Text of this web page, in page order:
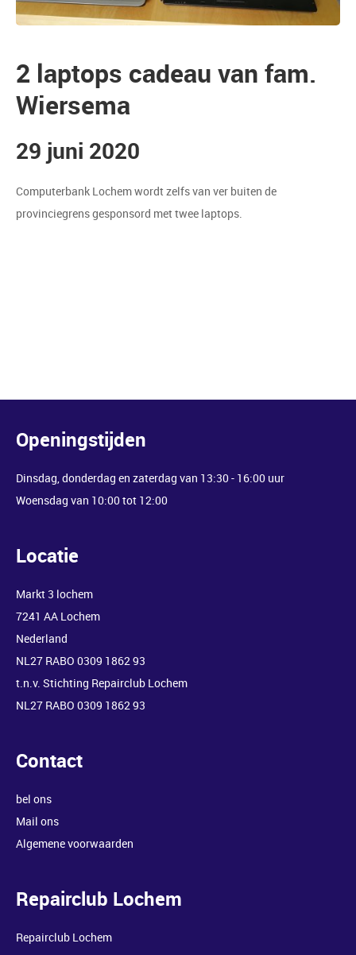
2 laptops cadeau van fam.
Wiersema
29 juni 2020
Computerbank Lochem wordt zelfs van ver buiten de
provinciegrens gesponsord met twee laptops.
Openingstijden
Dinsdag, donderdag en zaterdag van 13:30 - 16:00 uur
Woensdag van 10:00 tot 12:00
Locatie
Markt 3 lochem
7241 AA Lochem
Nederland
NL27 RABO 0309 1862 93
t.n.v. Stichting Repairclub Lochem
NL27 RABO 0309 1862 93
Contact
bel ons
Mail ons
Algemene voorwaarden
Repairclub Lochem
Repairclub Lochem